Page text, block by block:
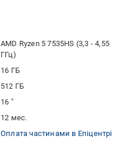
AMD Ryzen 5 7535HS (3,3 - 4,55
ГГц)
16 ГБ
512 ГБ
16 "
12 мес.
Оплата частинами в Епіцентрі